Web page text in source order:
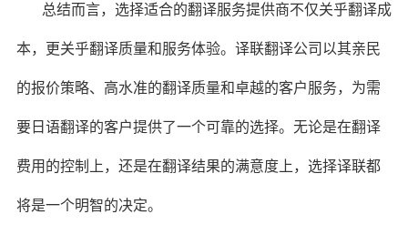
总结而言，选择适合的翻译服务提供商不仅关乎翻译成
本，更关乎翻译质量和服务体验。译联翻译公司以其亲民
的报价策略、高水准的翻译质量和卓越的客户服务，为需
要日语翻译的客户提供了一个可靠的选择。无论是在翻译
费用的控制上，还是在翻译结果的满意度上，选择译联都
将是一个明智的决定。